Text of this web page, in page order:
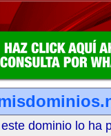
dominio lo ha